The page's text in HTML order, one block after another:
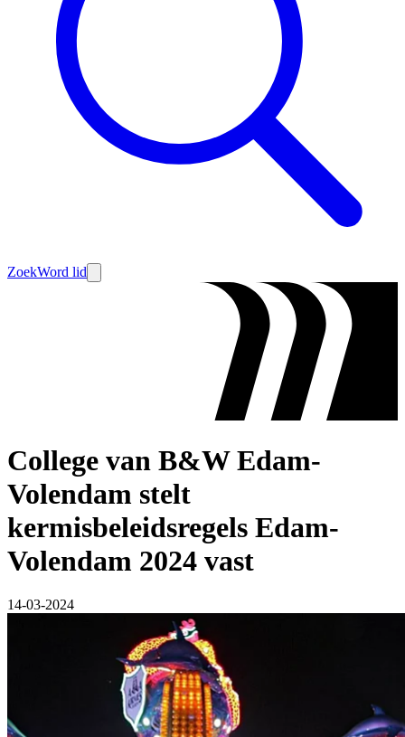
ZoekWord lid
College van B&W Edam-
Volendam stelt
kermisbeleidsregels Edam-
Volendam 2024 vast
14-03-2024